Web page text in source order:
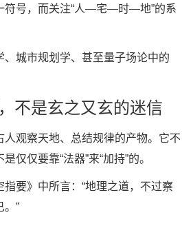
符号，而关注“人—宅—时—地”的系
、城市规划学、甚至量子场论中的
不是玄之又玄的迷信
人观察天地、总结规律的产物。它不
仅仅要靠“法器”来“加持”的。
要》中所言：“地理之道，不过察
。”